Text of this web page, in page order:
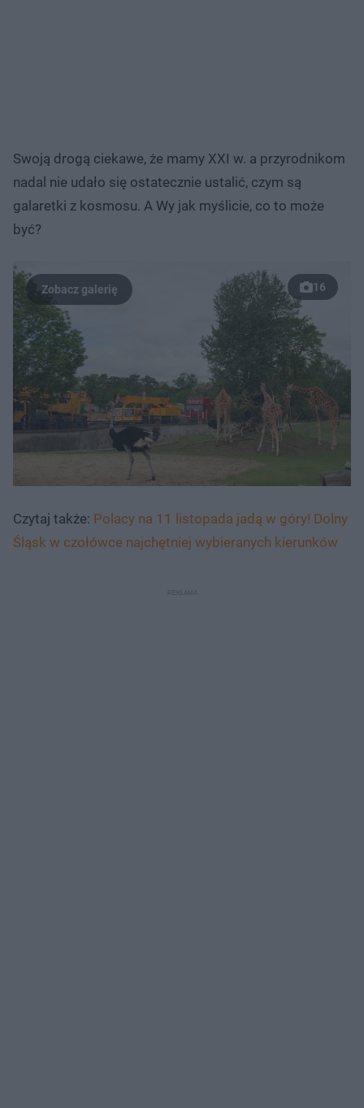
Swoją drogą ciekawe, że mamy XXI w. a przyrodnikom
nadal nie udało się ostatecznie ustalić, czym są
galaretki z kosmosu. A Wy jak myślicie, co to może
być?
16
Czytaj także: Polacy na 11 listopada jadą w góry! Dolny
Śląsk w czołówce najchętniej wybieranych kierunków